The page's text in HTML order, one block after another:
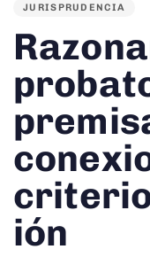
JURISPRUDENCIA
ión